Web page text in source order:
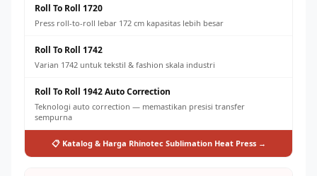
Roll To Roll 1720
Press roll-to-roll lebar 172 cm kapasitas lebih besar
Roll To Roll 1742
Varian 1742 untuk tekstil & fashion skala industri
Roll To Roll 1942 Auto Correction
Teknologi auto correction — memastikan presisi transfer
sempurna
📋 Katalog & Harga Rhinotec Sublimation Heat Press →